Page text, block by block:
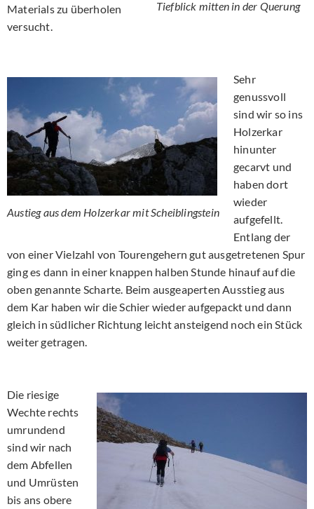
Tiefblick mitten in der Querung
Materials zu überholen
versucht.
Austieg aus dem Holzerkar mit Scheiblingstein
Sehr
genussvoll
sind wir so ins
Holzerkar
hinunter
gecarvt und
haben dort
wieder
aufgefellt.
Entlang der
von einer Vielzahl von Tourengehern gut ausgetretenen Spur
ging es dann in einer knappen halben Stunde hinauf auf die
oben genannte Scharte. Beim ausgeaperten Ausstieg aus
dem Kar haben wir die Schier wieder aufgepackt und dann
gleich in südlicher Richtung leicht ansteigend noch ein Stück
weiter getragen.
Die riesige
Wechte rechts
umrundend
sind wir nach
dem Abfellen
und Umrüsten
bis ans obere